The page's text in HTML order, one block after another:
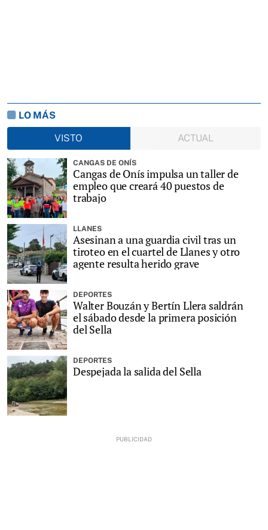
LO MÁS
VISTO
ACTUAL
CANGAS DE ONÍS
Cangas de Onís impulsa un taller de
empleo que creará 40 puestos de
trabajo
LLANES
Asesinan a una guardia civil tras un
tiroteo en el cuartel de Llanes y otro
agente resulta herido grave
DEPORTES
Walter Bouzán y Bertín Llera saldrán
el sábado desde la primera posición
del Sella
DEPORTES
Despejada la salida del Sella